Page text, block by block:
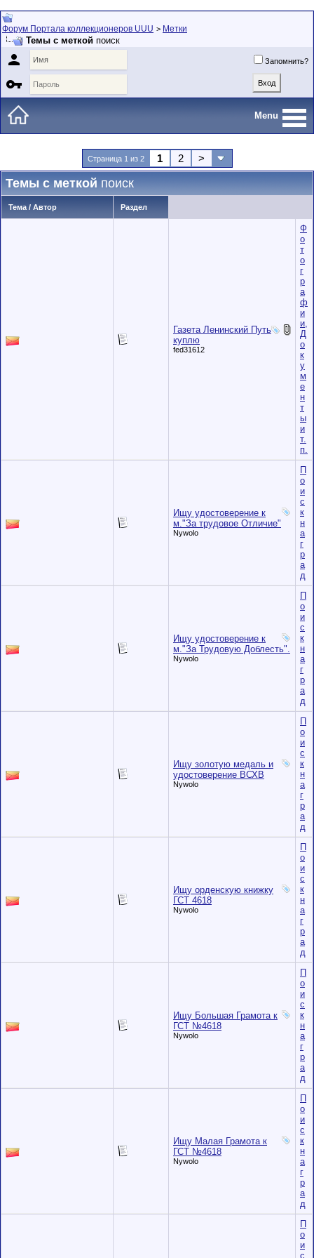
Форум Портала коллекционеров UUU > Метки
Темы с меткой поиск
 Запомнить?

Menu
Страница 1 из 2 1 2 >
Темы с меткойпоиск
Тема / Автор Раздел
Газета Ленинский Путь
куплю
fed31612
Ф
о
т
о
г
р
а
ф
и
и,
Д
о
к
у
м
е
н
т
ы
и
т.
п.
Ищу удостоверение к
м."За трудовое Отличие"
Nywolo
П
о
и
с
к
н
а
г
р
а
д
Ищу удостоверение к
м."За Трудовую Доблесть".
Nywolo
П
о
и
с
к
н
а
г
р
а
д
Ищу золотую медаль и
удостоверение ВСХВ
Nywolo
П
о
и
с
к
н
а
г
р
а
д
Ищу орденскую книжку
ГСТ 4618
Nywolo
П
о
и
с
к
н
а
г
р
а
д
Ищу Большая Грамота к
ГСТ №4618
Nywolo
П
о
и
с
к
н
а
г
р
а
д
Ищу Малая Грамота к
ГСТ №4618
Nywolo
П
о
и
с
к
н
а
г
р
а
д
П
о
и
с